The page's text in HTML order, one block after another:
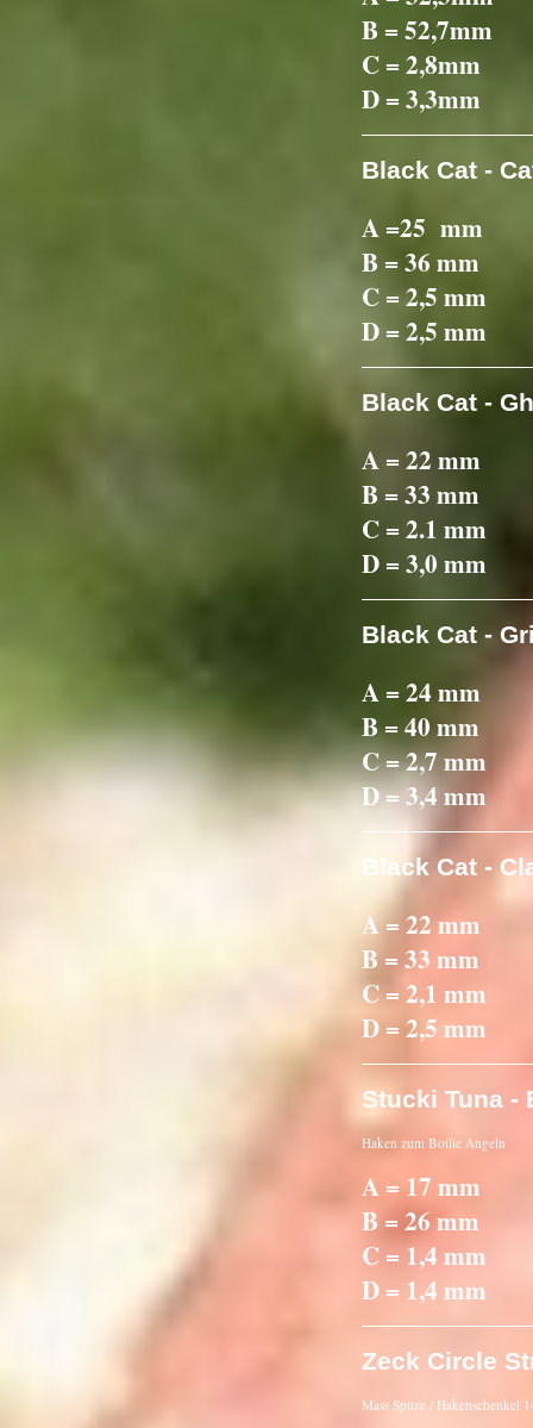
B = 52,7mm
C = 2,8mm
D = 3,3mm
Black Cat -
A =25 mm
B = 36 mm
C = 2,5 mm
D = 2,5 mm
Black Cat -
A = 22 mm
B = 33 mm
C = 2.1 mm
D = 3,0 mm
Black Cat -
A = 24 mm
B = 40 mm
C = 2,7 mm
D = 3,4 mm
Black Cat -
A = 22 mm
B = 33 mm
C = 2,1 mm
D = 2,5 mm
Stucki Tuna -
Haken zum Boilie Angeln
A = 17 mm
B = 26 mm
C = 1,4 mm
D = 1,4 mm
Zeck Circle
Mass Spitze / Hakenschenkel